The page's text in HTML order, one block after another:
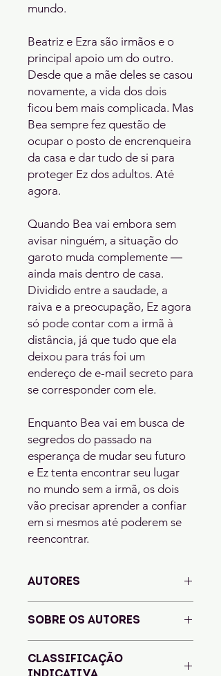
mundo.
Beatriz e Ezra são irmãos e o
principal apoio um do outro.
Desde que a mãe deles se casou
novamente, a vida dos dois
ficou bem mais complicada. Mas
Bea sempre fez questão de
ocupar o posto de encrenqueira
da casa e dar tudo de si para
proteger Ez dos adultos. Até
agora.
Quando Bea vai embora sem
avisar ninguém, a situação do
garoto muda complemente ―
ainda mais dentro de casa.
Dividido entre a saudade, a
raiva e a preocupação, Ez agora
só pode contar com a irmã à
distância, já que tudo que ela
deixou para trás foi um
endereço de e-mail secreto para
se corresponder com ele.
Enquanto Bea vai em busca de
segredos do passado na
esperança de mudar seu futuro
e Ez tenta encontrar seu lugar
no mundo sem a irmã, os dois
vão precisar aprender a confiar
em si mesmos até poderem se
reencontrar.
AUTORES
SOBRE OS AUTORES
lugares incríveis (2015), que ganhou
CLASSIFICAÇÃO